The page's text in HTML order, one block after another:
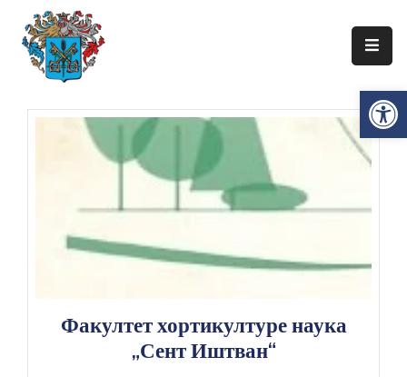
Упознајте
Општинска
Факултет хортикултуре наука
„Сент Иштван“